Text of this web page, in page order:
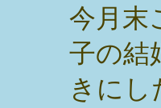
今月末
子の結
きに